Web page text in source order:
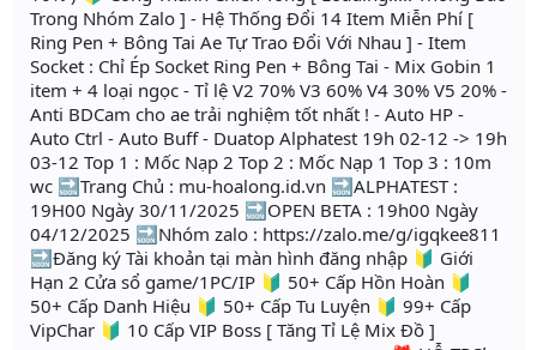
Trong Nhóm Zalo ] - Hệ Thống Đổi 14 Item Miễn Phí [
Ring Pen + Bông Tai Ae Tự Trao Đổi Với Nhau ] - Item
Socket : Chỉ Ép Socket Ring Pen + Bông Tai - Mix Gobin 1
item + 4 loại ngọc - Tỉ lệ V2 70% V3 60% V4 30% V5 20% -
Anti BDCam cho ae trải nghiệm tốt nhất ! - Auto HP -
Auto Ctrl - Auto Buff - Duatop Alphatest 19h 02-12 -> 19h
03-12 Top 1 : Mốc Nạp 2 Top 2 : Mốc Nạp 1 Top 3 : 10m
wc 🔜Trang Chủ : mu-hoalong.id.vn 🔜ALPHATEST :
19H00 Ngày 30/11/2025 🔜OPEN BETA : 19h00 Ngày
04/12/2025 🔜Nhóm zalo : https://zalo.me/g/igqkee811
🔜Đăng ký Tài khoản tại màn hình đăng nhập 🔰 Giới
Hạn 2 Cửa sổ game/1PC/IP 🔰 50+ Cấp Hồn Hoàn 🔰
50+ Cấp Danh Hiệu 🔰 50+ Cấp Tu Luyện 🔰 99+ Cấp
VipChar 🔰 10 Cấp VIP Boss [ Tăng Tỉ Lệ Mix Đồ ]